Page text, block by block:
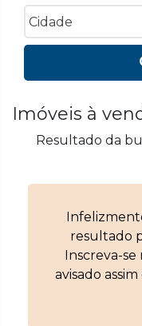
Imóveis à
Resultado da
resultado
Inscreva-se
avisado